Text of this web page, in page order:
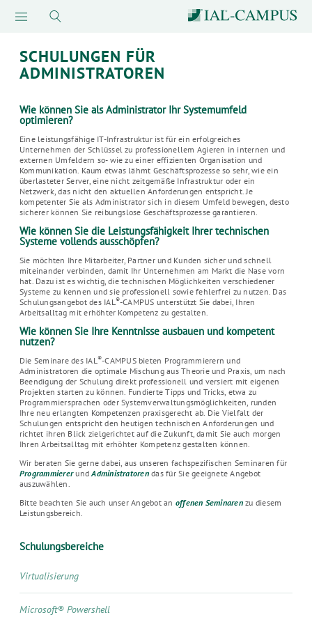
SCHULUNGEN FÜR
ADMINISTRATOREN
Wie können Sie als Administrator Ihr Systemumfeld
optimieren?
Eine leistungsfähige IT-Infrastruktur ist für ein erfolgreiches
Unternehmen der Schlüssel zu professionellem Agieren in internen und
externen Umfeldern so- wie zu einer effizienten Organisation und
Kommunikation. Kaum etwas lähmt Geschäftsprozesse so sehr, wie ein
überlasteter Server, eine nicht zeitgemäße Infrastruktur oder ein
Netzwerk, das nicht den aktuellen Anforderungen entspricht. Je
kompetenter Sie als Administrator sich in diesem Umfeld bewegen, desto
sicherer können Sie reibungslose Geschäftsprozesse garantieren.
Wie können Sie die Leistungsfähigkeit Ihrer technischen
Systeme vollends ausschöpfen?
Sie möchten Ihre Mitarbeiter, Partner und Kunden sicher und schnell
miteinander verbinden, damit Ihr Unternehmen am Markt die Nase vorn
hat. Dazu ist es wichtig, die technischen Möglichkeiten verschiedener
Systeme zu kennen und sie professionell sowie fehlerfrei zu nutzen. Das
Schulungsangebot des IAL®-CAMPUS unterstützt Sie dabei, Ihren
Arbeitsalltag mit erhöhter Kompetenz zu gestalten.
Wie können Sie Ihre Kenntnisse ausbauen und kompetent
nutzen?
Die Seminare des IAL®-CAMPUS bieten Programmierern und
Administratoren die optimale Mischung aus Theorie und Praxis, um nach
Beendigung der Schulung direkt professionell und versiert mit eigenen
Projekten starten zu können. Fundierte Tipps und Tricks, etwa zu
Programmiersprachen oder Systemverwaltungsmöglichkeiten, runden
Ihre neu erlangten Kompetenzen praxisgerecht ab. Die Vielfalt der
Schulungen entspricht den heutigen technischen Anforderungen und
richtet ihren Blick zielgerichtet auf die Zukunft, damit Sie auch morgen
Ihren Arbeitsalltag mit erhöhter Kompetenz gestalten können.
Wir beraten Sie gerne dabei, aus unseren fachspezifischen Seminaren für
ProgrammiererundAdministratorendas für Sie geeignete Angebot
auszuwählen.
Bitte beachten Sie auch unser Angebot an offenen Seminarenzu diesem
Leistungsbereich.
Schulungsbereiche
Virtualisierung
Microsoft® Powershell